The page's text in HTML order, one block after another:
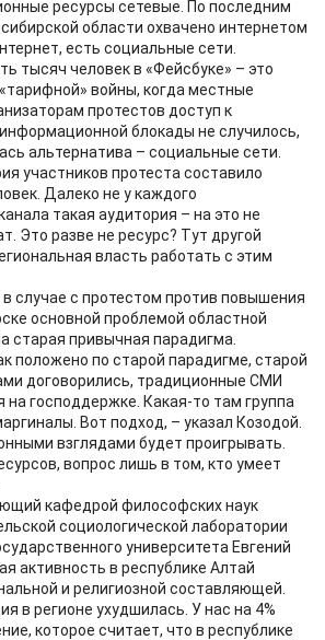
ресурсы сетевые. По последним
области охвачено интернетом
есть социальные сети.
тысяч человек в «Фейсбуке» – это
войны, когда местные
протестов доступ к
блокады не случилось,
альтернатива – социальные сети.
участников протеста составило
Далеко не у каждого
такая аудитория – на это не
Это разве не ресурс? Тут другой
власть работать с этим
случае с протестом против повышения
основной проблемой областной
старая привычная парадигма.
положено по старой парадигме, старой
договорились, традиционные СМИ
на господдержке. Какая-то там группа
Вот подход, – указал Козодой.
взглядами будет проигрывать.
вопрос лишь в том, кто умеет
кафедрой философских наук
социологической лаборатории
университета Евгений
активность в республике Алтай
и религиозной составляющей.
в регионе ухудшилась. У нас на 4%
которое считает, что в республике